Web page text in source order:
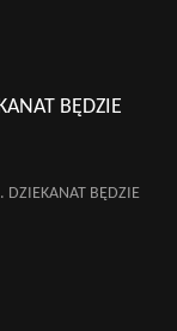
BĘDZIE
BĘDZIE